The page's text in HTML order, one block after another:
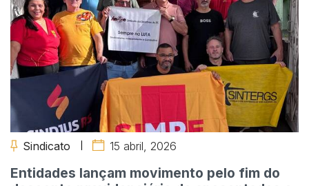
Sindicato 15 abril, 2026
Entidades lançam movimento pelo fim do